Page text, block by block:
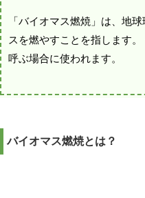
「バイオマス燃焼」は、地
スを燃やすことを指します
呼ぶ場合に使われます。
バイオマス燃焼とは？